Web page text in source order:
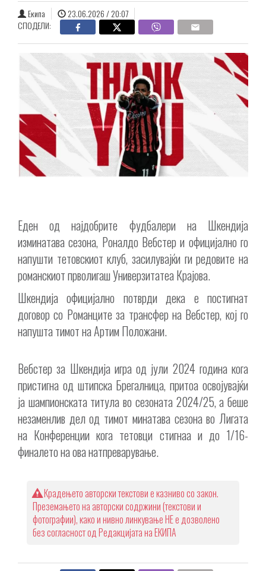
Екипа
23.06.2026 / 20:07
СПОДЕЛИ:
Еден од најдобрите фудбалери на Шкендија
изминатава сезона, Роналдо Вебстер и официјално го
напушти тетовскиот клуб, засилувајќи ги редовите на
романскиот прволигаш Универзитатеа Крајова.
Шкендија официјално потврди дека е постигнат
договор со Романците за трансфер на Вебстер, кој го
напушта тимот на Артим Положани.
Вебстер за Шкендија игра од јули 2024 година кога
пристигна од штипска Брегалница, притоа освојувајќи
ја шампионската титула во сезоната 2024/25, а беше
незаменлив дел од тимот минатава сезона во Лигата
на Конференции кога тетовци стигнаа и до 1/16-
финалето на ова натпреварување.
Крадењето авторски текстови е казниво со закон.
Преземањето на авторски содржини (текстови и
фотографии), како и нивно линкување НЕ е дозволено
без согласност од Редакцијата на ЕКИПА